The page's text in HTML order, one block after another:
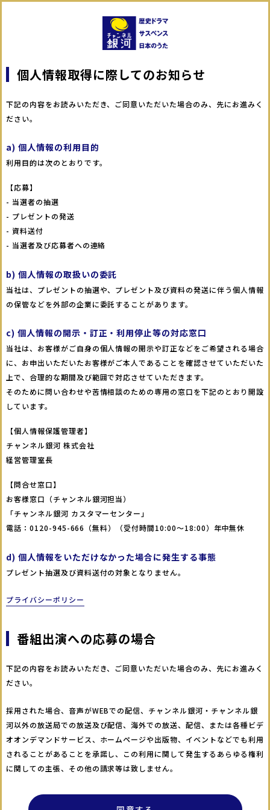
個人情報取得に際してのお知らせ
下記の内容をお読みいただき、ご同意いただいた場合のみ、先にお進みく
ださい。
a) 個人情報の利用目的
利用目的は次のとおりです。
【応募】
- 当選者の抽選
- プレゼントの発送
- 資料送付
- 当選者及び応募者への連絡
b) 個人情報の取扱いの委託
当社は、プレゼントの抽選や、プレゼント及び資料の発送に伴う個人情報
の保管などを外部の企業に委託することがあります。
c) 個人情報の開示・訂正・利用停止等の対応窓口
当社は、お客様がご自身の個人情報の開示や訂正などをご希望される場合
に、お申出いただいたお客様がご本人であることを確認させていただいた
上で、合理的な期間及び範囲で対応させていただきます。
そのために問い合わせや苦情相談のための専用の窓口を下記のとおり開設
しています。
【個人情報保護管理者】
チャンネル銀河 株式会社
経営管理室長
【問合せ窓口】
お客様窓口（チャンネル銀河担当）
「チャンネル銀河 カスタマーセンター」
電話：0120-945-666（無料）（受付時間10:00～18:00）年中無休
d) 個人情報をいただけなかった場合に発生する事態
プレゼント抽選及び資料送付の対象となりません。
プライバシーポリシー
番組出演への応募の場合
下記の内容をお読みいただき、ご同意いただいた場合のみ、先にお進みく
ださい。
採用された場合、音声がWEBでの配信、チャンネル銀河・チャンネル銀
河以外の放送局での放送及び配信、海外での放送、配信、または各種ビデ
オオンデマンドサービス、ホームページや出版物、イベントなどでも利用
されることがあることを承諾し、この利用に関して発生するあらゆる権利
に関しての主張、その他の請求等は致しません。